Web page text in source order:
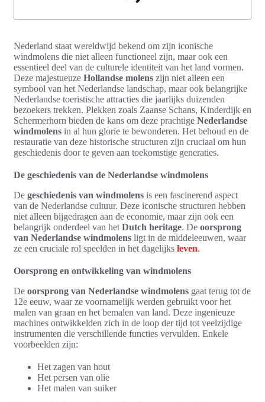
Nederland staat wereldwijd bekend om zijn iconische
windmolens die niet alleen functioneel zijn, maar ook een
essentieel deel van de culturele identiteit van het land vormen.
Deze majestueuze Hollandse molens zijn niet alleen een
symbool van het Nederlandse landschap, maar ook belangrijke
Nederlandse toeristische attracties die jaarlijks duizenden
bezoekers trekken. Plekken zoals Zaanse Schans, Kinderdijk en
Schermerhorn bieden de kans om deze prachtige Nederlandse
windmolens in al hun glorie te bewonderen. Het behoud en de
restauratie van deze historische structuren zijn cruciaal om hun
geschiedenis door te geven aan toekomstige generaties.
De geschiedenis van de Nederlandse windmolens
De geschiedenis van windmolens is een fascinerend aspect
van de Nederlandse cultuur. Deze iconische structuren hebben
niet alleen bijgedragen aan de economie, maar zijn ook een
belangrijk onderdeel van het Dutch heritage. De oorsprong
van Nederlandse windmolens ligt in de middeleeuwen, waar
ze een cruciale rol speelden in het dagelijks leven.
Oorsprong en ontwikkeling van windmolens
De oorsprong van Nederlandse windmolens gaat terug tot de
12e eeuw, waar ze voornamelijk werden gebruikt voor het
malen van graan en het bemalen van land. Deze ingenieuze
machines ontwikkelden zich in de loop der tijd tot veelzijdige
instrumenten die verschillende functies vervulden. Enkele
voorbeelden zijn:
Het zagen van hout
Het persen van olie
Het malen van suiker